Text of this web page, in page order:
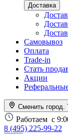
Доставка
Самовывоз
Оплата
Trade-in
Стать
Акции
Сменить город.
Работаем с
8 (495) 225-99-22